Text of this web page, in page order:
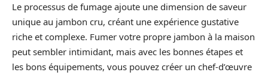
Le processus de fumage ajoute une dimension de saveur
unique au jambon cru, créant une expérience gustative
riche et complexe. Fumer votre propre jambon à la maison
peut sembler intimidant, mais avec les bonnes étapes et
les bons équipements, vous pouvez créer un chef-d’œuvre